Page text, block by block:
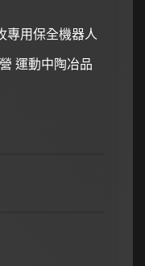
專用保全機器人
運動中陶冶品